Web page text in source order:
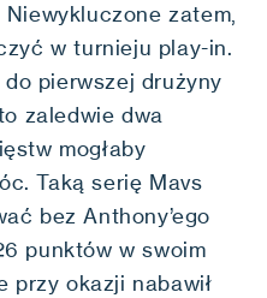
zatem,
w turnieju play-in.
pierwszej drużyny
zaledwie dwa
mogłaby
Taką serię Mavs
bez Anthony’ego
punktów w swoim
przy okazji nabawił